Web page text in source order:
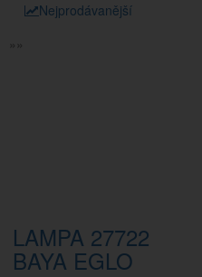
Nejprodávanější
»»
LAMPA 27722
BAYA EGLO